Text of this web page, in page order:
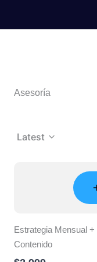
Asesoría
Latest
Estrategia Mensual +
Contenido